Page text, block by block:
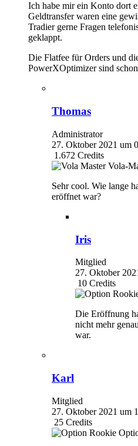
Ich habe mir ein Konto dort
Geldtransfer waren eine
Tradier gerne Fragen
geklappt.
Die Flatfee für Orders und
PowerXOptimizer sind
Thomas
Administrator
27. Oktober 2021 um
1.672 Credits
Vola-
Sehr cool. Wie lange
eröffnet war?
Iris
Mitglied
27. Oktober
10 Credits
Die Eröffnung
nicht mehr
war.
Karl
Mitglied
27. Oktober 2021 um
25 Credits